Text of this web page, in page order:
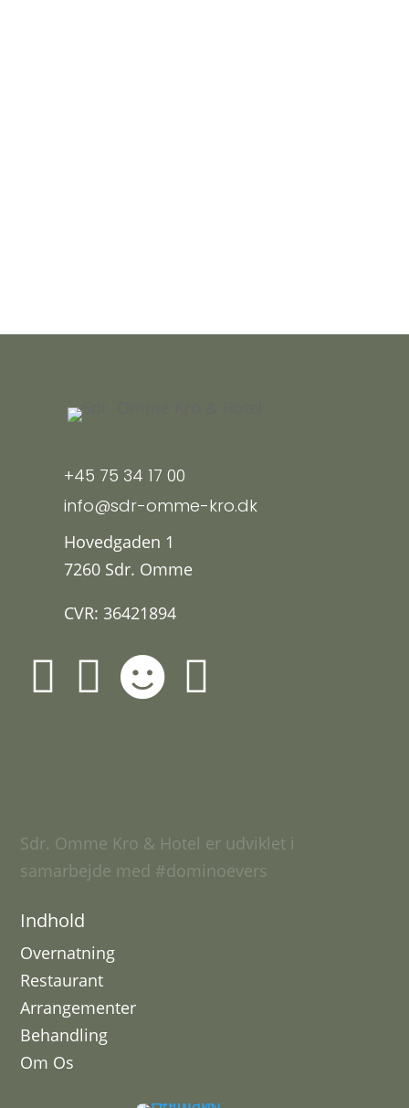
+45 75 34 17 00
info@sdr-omme-kro.dk
Hovedgaden 1
7260 Sdr. Omme
CVR: 36421894
   
Sdr. Omme Kro & Hotel er udviklet i
samarbejde med #dominoevers
Indhold
Overnatning
Restaurant
Arrangementer
Behandling
Om Os